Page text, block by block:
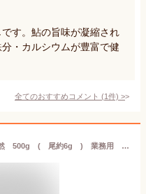
す。鮎の旨味が凝縮され
・カルシウムが豊富で健
全てのおすすめコメント (1件) >
【冷凍】国産 ( 琵琶産 ) 天然 500g ( 尾約6g ) 業務用 小鮎 あゆ ★